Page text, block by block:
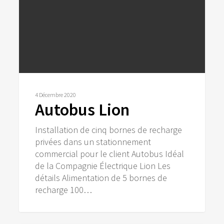
4 Décembre 2020
Autobus Lion
Installation de cinq bornes de recharge
privées dans un stationnement
commercial pour le client Autobus Idéal
de la Compagnie Électrique Lion Les
détails Alimentation de 5 bornes de
recharge 100…